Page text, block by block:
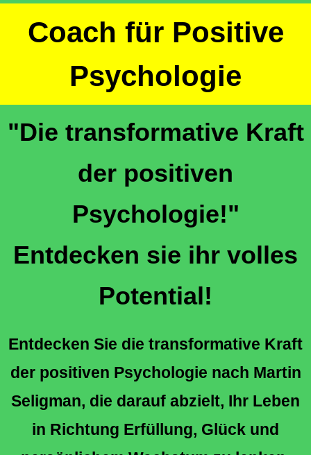
Coach für Positive
Psychologie
"Die transformative Kraft
der positiven
Psychologie!"
Entdecken sie ihr volles
Potential!
Entdecken Sie die transformative Kraft
der positiven Psychologie nach Martin
Seligman, die darauf abzielt, Ihr Leben
in Richtung Erfüllung, Glück und